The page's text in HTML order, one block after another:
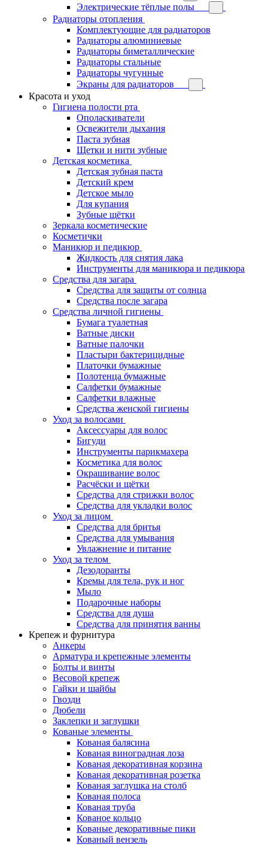
Электрические тёплые полы
Радиаторы отопления
Комплектующие для радиаторов
Радиаторы алюминиевые
Радиаторы биметаллические
Радиаторы стальные
Радиаторы чугунные
Экраны для радиаторов
Красота и уход
Гигиена полости рта
Ополаскиватели
Освежители дыхания
Паста зубная
Щетки и нити зубные
Детская косметика
Детская зубная паста
Детский крем
Детское мыло
Для купания
Зубные щётки
Зеркала косметические
Косметички
Маникюр и педикюр
Жидкость для снятия лака
Инструменты для маникюра и педикюра
Средства для загара
Средства для защиты от солнца
Средства после загара
Средства личной гигиены
Бумага туалетная
Ватные диски
Ватные палочки
Пластыри бактерицидные
Платочки бумажные
Полотенца бумажные
Салфетки бумажные
Салфетки влажные
Средства женской гигиены
Уход за волосами
Аксессуары для волос
Бигуди
Инструменты парикмахера
Косметика для волос
Окрашивание волос
Расчёски и щётки
Средства для стрижки волос
Средства для укладки волос
Уход за лицом
Средства для бритья
Средства для умывания
Увлажнение и питание
Уход за телом
Дезодоранты
Кремы для тела, рук и ног
Мыло
Подарочные наборы
Средства для душа
Средства для принятия ванны
Крепеж и фурнитура
Анкеры
Арматура и крепежные элементы
Болты и винты
Весовой крепеж
Гайки и шайбы
Гвозди
Дюбели
Заклепки и заглушки
Кованые элементы
Кованая балясина
Кованая виноградная лоза
Кованая декоративная корзина
Кованая декоративная розетка
Кованая заглушка на столб
Кованая полоса
Кованая труба
Кованое кольцо
Кованые декоративные пики
Кованый вензель